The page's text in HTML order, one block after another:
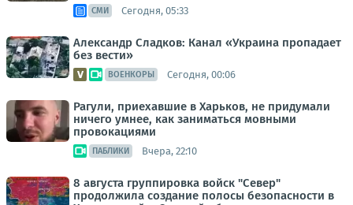
СМИ Сегодня, 05:33
Александр Сладков: Канал «Украина пропадает
без вести»
ВОЕНКОРЫ Сегодня, 00:06
Рагули, приехавшие в Харьков, не придумали
ничего умнее, как заниматься мовными
провокациями
ПАБЛИКИ Вчера, 22:10
8 августа группировка войск "Север"
продолжила создание полосы безопасности в